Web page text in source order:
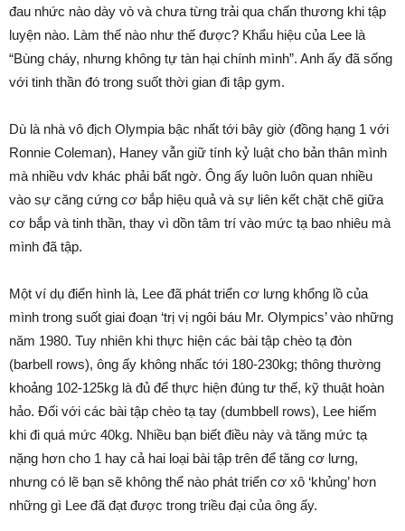
đau nhức nào dày vò và chưa từng trải qua chấn thương khi tập
luyện nào. Làm thế nào như thế được? Khẩu hiệu của Lee là
“Bùng cháy, nhưng không tự tàn hại chính mình”. Anh ấy đã sống
với tinh thần đó trong suốt thời gian đi tập gym.
Dù là nhà vô địch Olympia bậc nhất tới bây giờ (đồng hạng 1 với
Ronnie Coleman), Haney vẫn giữ tính kỷ luật cho bản thân mình
mà nhiều vdv khác phải bất ngờ. Ông ấy luôn luôn quan nhiều
vào sự căng cứng cơ bắp hiệu quả và sự liên kết chặt chẽ giữa
cơ bắp và tinh thần, thay vì dồn tâm trí vào mức tạ bao nhiêu mà
mình đã tập.
Một ví dụ điển hình là, Lee đã phát triển cơ lưng khổng lồ của
mình trong suốt giai đoạn ‘trị vị ngôi báu Mr. Olympics’ vào những
năm 1980. Tuy nhiên khi thực hiện các bài tập chèo tạ đòn
(barbell rows), ông ấy không nhấc tới 180-230kg; thông thường
khoảng 102-125kg là đủ để thực hiện đúng tư thế, kỹ thuật hoàn
hảo. Đối với các bài tập chèo tạ tay (dumbbell rows), Lee hiếm
khi đi quá mức 40kg. Nhiều bạn biết điều này và tăng mức tạ
nặng hơn cho 1 hay cả hai loại bài tập trên để tăng cơ lưng,
nhưng có lẽ bạn sẽ không thể nào phát triển cơ xô ‘khủng’ hơn
những gì Lee đã đạt được trong triều đại của ông ấy.